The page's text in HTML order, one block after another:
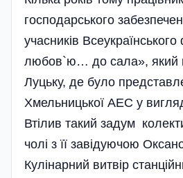
господарського
учасників
любов`ю… до сала», який
Луцьку, де було
Хмельницької АЕС у
Втілив такий задум
чолі з її завідуючою
Кулінарний витвір